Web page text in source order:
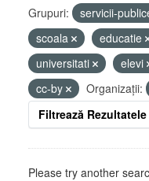
Grupuri: servicii-
scoala
educatie
universitati
elevi
cc-by
Organizații:
Filtrează Rezultatele
Please try another